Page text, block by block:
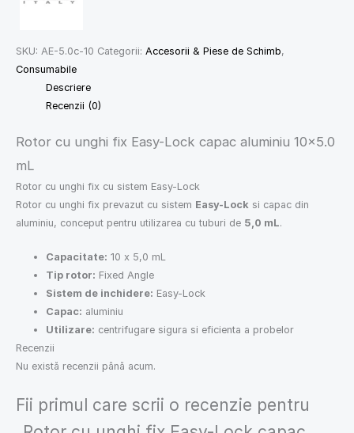
SKU: AE-5.0c-10 Categorii: Accesorii & Piese de Schimb,
Consumabile
Descriere
Recenzii (0)
Rotor cu unghi fix Easy-Lock capac aluminiu 10×5.0
mL
Rotor cu unghi fix cu sistem Easy-Lock
Rotor cu unghi fix prevazut cu sistem Easy-Lock si capac din
aluminiu, conceput pentru utilizarea cu tuburi de 5,0 mL.
Capacitate: 10 x 5,0 mL
Tip rotor: Fixed Angle
Sistem de inchidere: Easy-Lock
Capac: aluminiu
Utilizare: centrifugare sigura si eficienta a probelor
Recenzii
Nu există recenzii până acum.
Fii primul care scrii o recenzie pentru